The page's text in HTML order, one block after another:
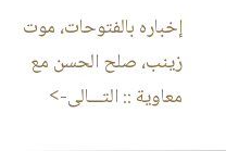
إخباره بالفتوحات، موت
زينب، صلح الحسن مع
معاوية :: التـــالى->